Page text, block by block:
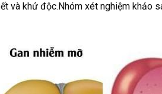
và khử độc.Nhóm xét nghiệm khảo